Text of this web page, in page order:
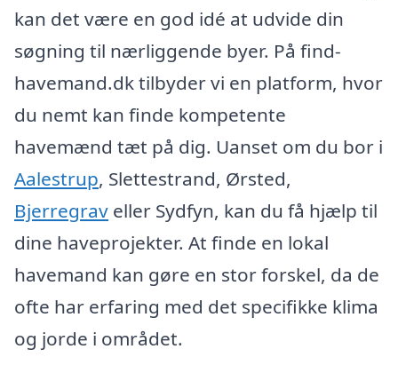
kan det være en god idé at udvide din
søgning til nærliggende byer. På find-
havemand.dk tilbyder vi en platform, hvor
du nemt kan finde kompetente
havemænd tæt på dig. Uanset om du bor i
Aalestrup, Slettestrand, Ørsted,
Bjerregrav eller Sydfyn, kan du få hjælp til
dine haveprojekter. At finde en lokal
havemand kan gøre en stor forskel, da de
ofte har erfaring med det specifikke klima
og jorde i området.